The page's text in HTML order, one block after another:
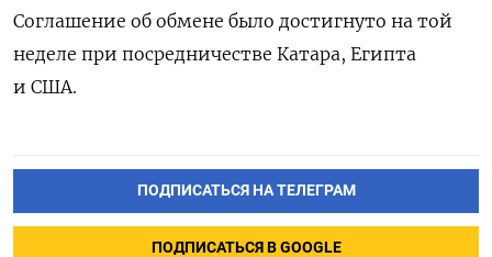
Соглашение об обмене было достигнуто на той
неделе при посредничестве Катара, Египта
и США.
ПОДПИСАТЬСЯ НА ТЕЛЕГРАМ
ПОДПИСАТЬСЯ В GOOGLE